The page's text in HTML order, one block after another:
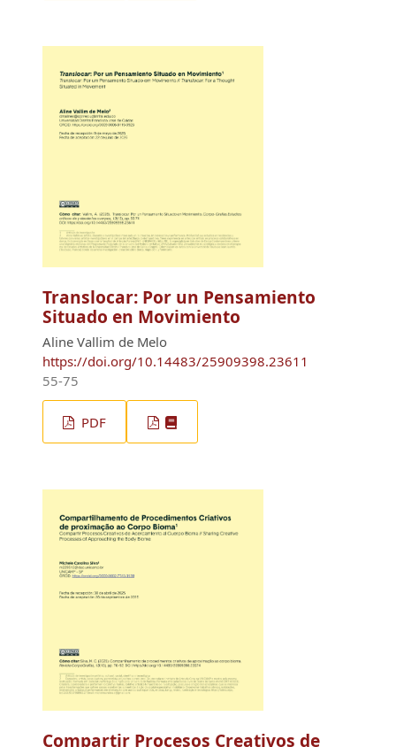
Translocar: Por un Pensamiento
Situado en Movimiento
Aline Vallim de Melo
https://doi.org/10.14483/25909398.23611